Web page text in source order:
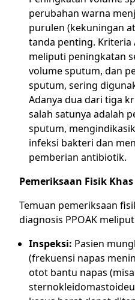
perubahan warna
purulen (kekuningan
tanda penting. Kriteria
meliputi peningkatan
volume sputum, dan
sputum, sering
Adanya dua dari tiga
salah satunya adalah
sputum,
infeksi bakteri dan
pemberian antibiotik.
Pemeriksaan Fisik Khas
Temuan pemeriksaan
diagnosis PPOAK
Inspeksi: Pasien
(frekuensi napas
otot bantu napas